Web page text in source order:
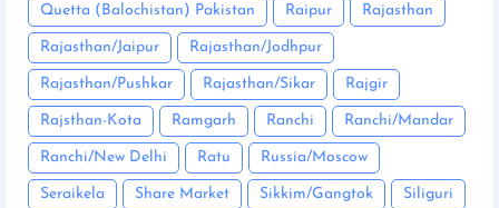
Quetta (Balochistan) Pakistan Raipur Rajasthan
Rajasthan/Jaipur Rajasthan/Jodhpur
Rajasthan/Pushkar Rajasthan/Sikar Rajgir
Rajsthan-Kota Ramgarh Ranchi Ranchi/Mandar
Ranchi/New Delhi Ratu Russia/Moscow
Seraikela Share Market Sikkim/Gangtok Siliguri